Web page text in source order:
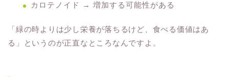
カロテノイド → 増加する可能性がある
「緑の時よりは少し栄養が落ちるけど、食べる価値はあ
る」というのが正直なところなんですよ。